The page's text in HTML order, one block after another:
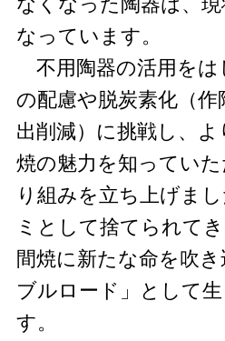
なっています。
不用陶器の活用をは
の配慮や脱炭素化（作
出削減）に挑戦し、
焼の魅力を知ってい
り組みを立ち上げま
ミとして捨てられて
間焼に新たな命を吹
ブルロード」として
す。